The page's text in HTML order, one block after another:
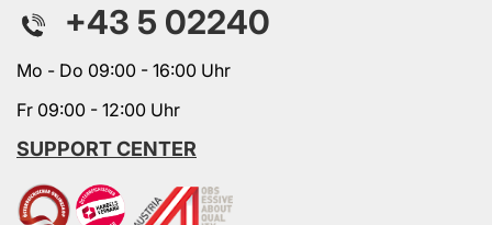
+43 5 02240
Mo - Do 09:00 - 16:00 Uhr
Fr 09:00 - 12:00 Uhr
SUPPORT CENTER